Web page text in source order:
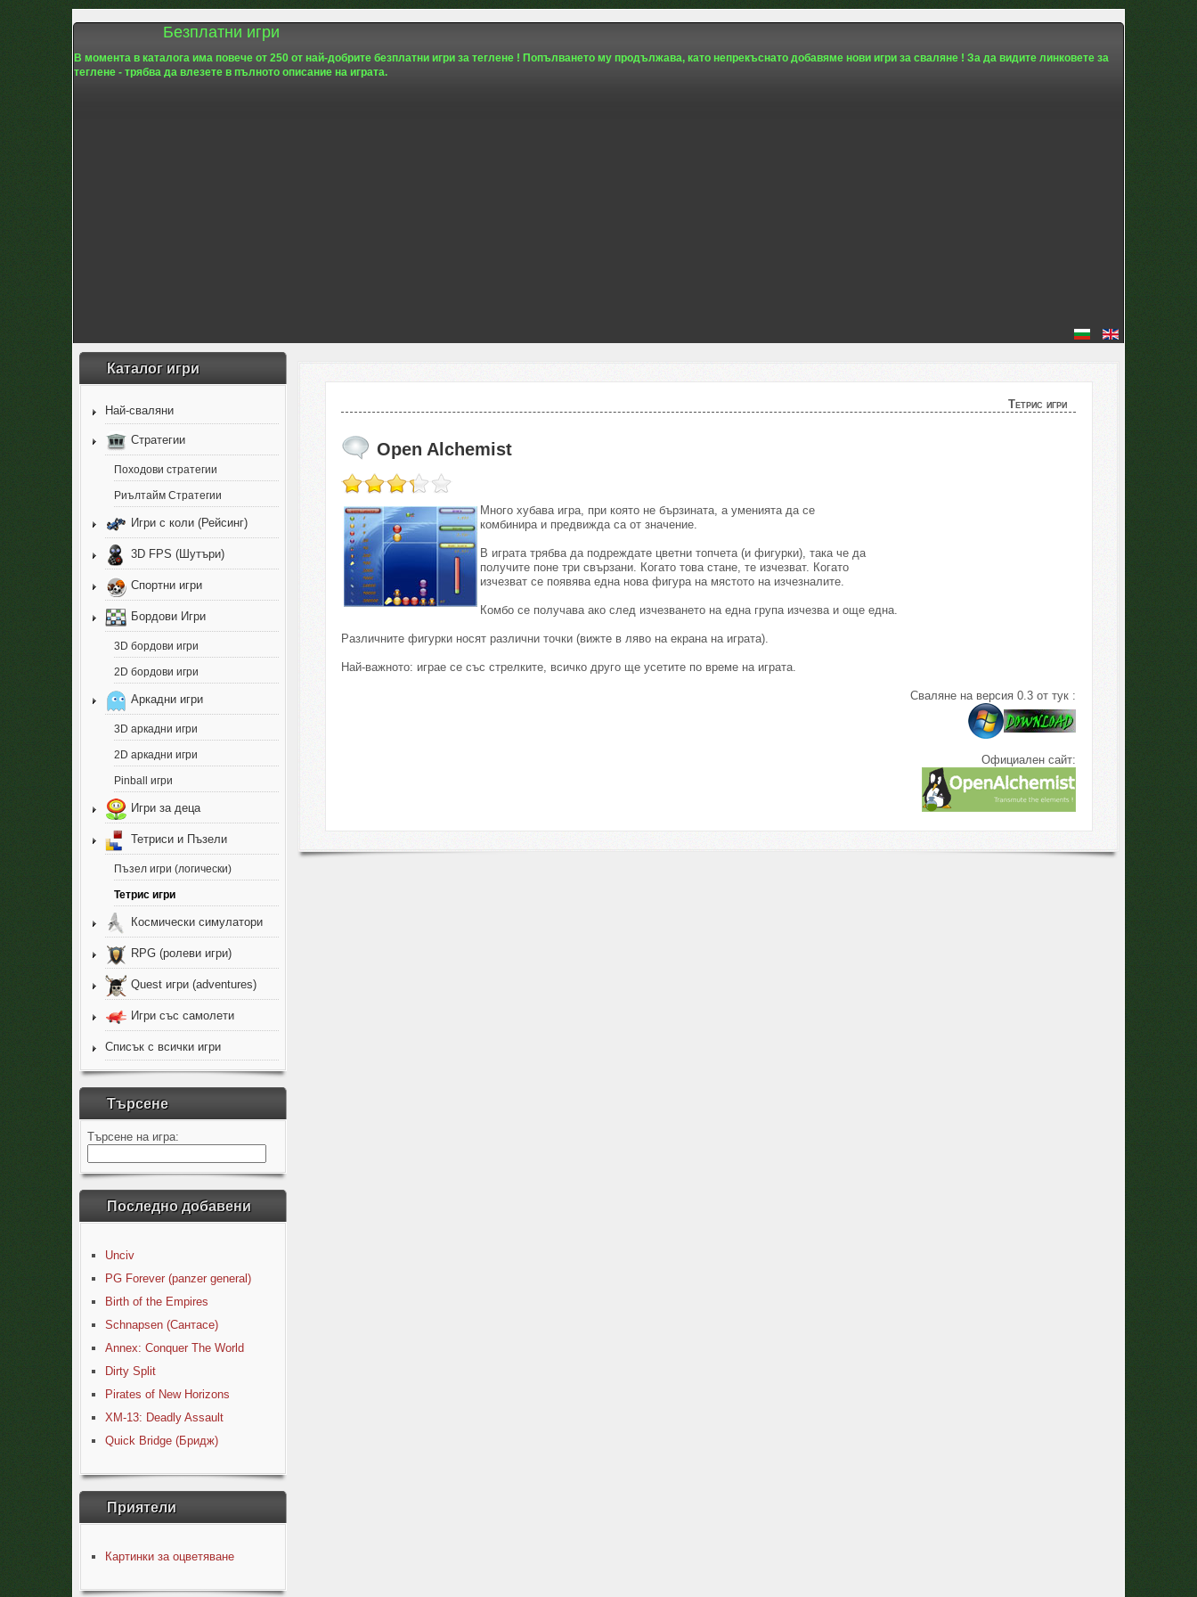
Безплатни игри
В момента в каталога има повече от 250 от най-добрите безплатни игри за теглене ! Попълването му продължава, като непрекъснато добавяме нови игри за сваляне ! За да видите линковете за
теглене - трябва да влезете в пълното описание на играта.
Каталог игри
Най-сваляни
Стратегии
Походови стратегии
Риълтайм Стратегии
Игри с коли (Рейсинг)
3D FPS (Шутъри)
Спортни игри
Бордови Игри
3D бордови игри
2D бордови игри
Аркадни игри
3D аркадни игри
2D аркадни игри
Pinball игри
Игри за деца
Тетриси и Пъзели
Пъзел игри (логически)
Тетрис игри
Космически симулатори
RPG (ролеви игри)
Quest игри (adventures)
Игри със самолети
Списък с всички игри
Търсене
Търсене на игра:
Последно добавени
Unciv
PG Forever (panzer general)
Birth of the Empires
Schnapsen (Сантасе)
Annex: Conquer The World
Dirty Split
Pirates of New Horizons
XM-13: Deadly Assault
Quick Bridge (Бридж)
Приятели
Картинки за оцветяване
Тетрис игри
Open Alchemist
Много хубава игра, при която не бързината, а уменията да се
комбинира и предвижда са от значение.
В играта трябва да подреждате цветни топчета (и фигурки), така че да
получите поне три свързани. Когато това стане, те изчезват. Когато
изчезват се появява една нова фигура на мястото на изчезналите.
Комбо се получава ако след изчезването на една група изчезва и още една.
Различните фигурки носят различни точки (вижте в ляво на екрана на играта).
Най-важното: играе се със стрелките, всичко друго ще усетите по време на играта.
Сваляне на версия 0.3 от тук :
Официален сайт: